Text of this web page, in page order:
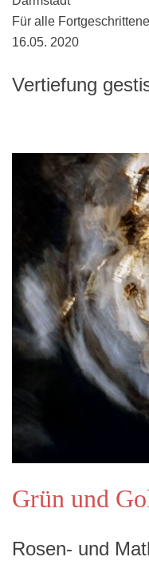
Für alle
16.05. 2020
Vertiefung
Grün und
Rosen- und